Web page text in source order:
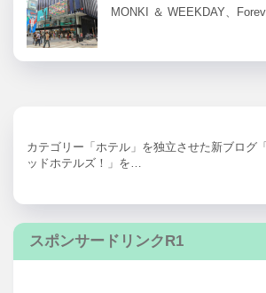
MONKI ＆ WEEKDAY、
カテゴリー「ホテル」を独立させた新ブログ
ッドホテルズ！」を…
スポンサードリンクR1